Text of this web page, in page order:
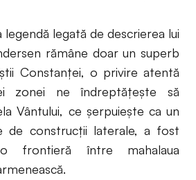
legendă legată de descrierea lui
rămâne doar un superb
Constanței, o privire atentă
zonei ne îndreptățește să
Vântului, ce șerpuiește ca un
de construcții laterale, a fost
frontieră între mahalaua